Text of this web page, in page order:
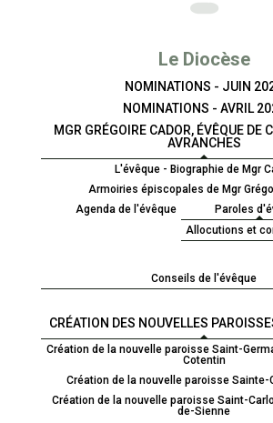
Le Diocèse
NOMINATIONS - JUIN
NOMINATIONS - AVRIL
MGR GRÉGOIRE CADOR, ÉVÊQUE DE
AVRANCHES
L'évêque - Biographie de Mgr
Armoiries épiscopales de Mgr
Agenda de l'évêque
Paroles
Allocutions et
Conseils de l'évêque
CRÉATION DES NOUVELLES
Création de la nouvelle paroisse Saint-
Cotentin
Création de la nouvelle paroisse Sainte-
Création de la nouvelle paroisse Saint-
de-Sienne